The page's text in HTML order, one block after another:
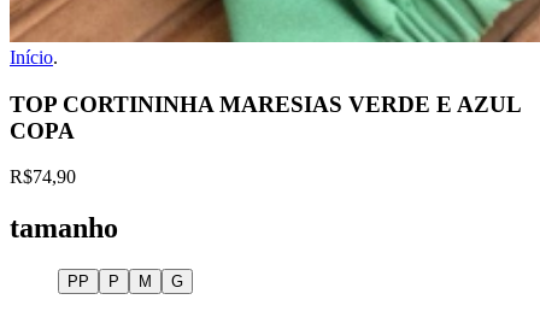
Início.
TOP CORTININHA MARESIAS VERDE E AZUL
COPA
R$74,90
tamanho
PP P M G